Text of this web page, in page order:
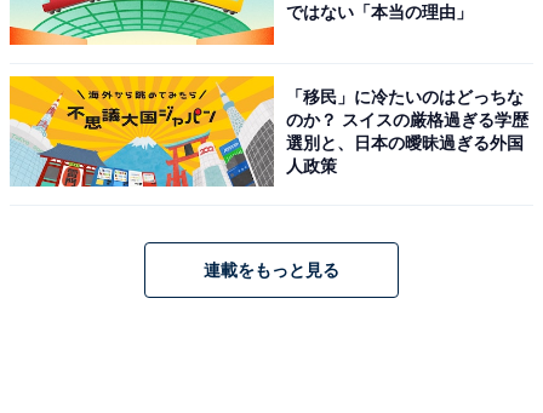
ではない「本当の理由」
「移民」に冷たいのはどっちな
のか？ スイスの厳格過ぎる学歴
選別と、日本の曖昧過ぎる外国
人政策
連載をもっと見る